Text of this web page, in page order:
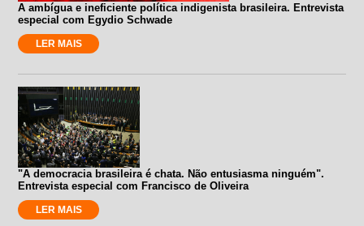
A ambígua e ineficiente política indigenista brasileira. Entrevista
especial com Egydio Schwade
LER MAIS
"A democracia brasileira é chata. Não entusiasma ninguém".
Entrevista especial com Francisco de Oliveira
LER MAIS